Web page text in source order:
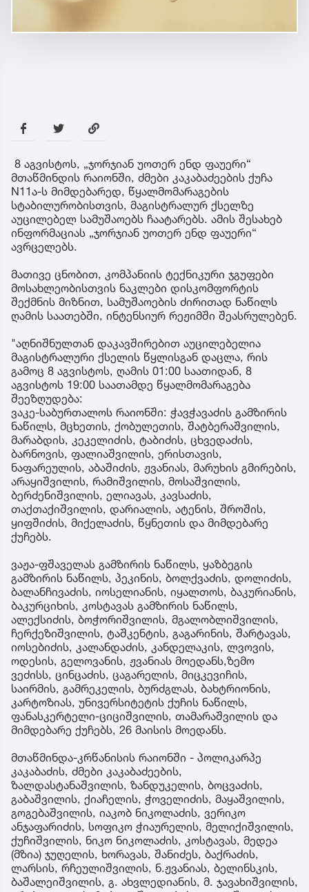
8 აგვისტოს, „ჯორჯიან უოთერ ენდ ფაუერი“
მთაწმინდის რაიონში, ძმები კაკაბაძეების ქუჩა
N11ა-ს მიმდებარედ, წყალმომარაგების
სტაბილურობისთვის, მაგისტრალურ ქსელზე
აუცილებელ სამუშაოებს ჩაატარებს. ამის შესახებ
ინფორმაციას „ჯორჯიან უოთერ ენდ ფაუერი“
ავრცელებს.
მათივე ცნობით, კომპანიის ტექნიკური ჯგუფები
მოსახლეობისთვის ნაკლები დისკომფორტის
შექმნის მიზნით, სამუშაოების ძირითად ნაწილს
ღამის საათებში, ინტენსიურ რეჟიმში შეასრულებენ.
"აღნიშნულთან დაკავშირებით აუცილებელია
მაგისტრალური ქსელის წყლისგან დაცლა, რის
გამოც 8 აგვისტოს, ღამის 01:00 საათიდან, 8
აგვისტოს 19:00 საათამდე წყალმომარაგება
შეეზღუდება:
ვაკე-საბურთალოს რაიონში: ჭავჭავაძის გამზირის
ნაწილს, მცხეთის, ქობულეთის, შატბერაშვილის,
მარაბდის, კეკელიძის, ტაბიძის, ცხვედაძის,
ბარნოვის, ფალიაშვილის, ერისთავის,
ნაფარეულის, აბაშიძის, ჟვანიას, მარუხის გმირების,
არაყიშვილის, რამიშვილის, მოსაშვილის,
ბერძენიშვილის, ელიავას, კავსაძის,
თაქთაქიშვილის, დარიალის, ატენის, შროშის,
ყიფშიძის, მიქელაძის, წყნეთის და მიმდებარე
ქუჩებს.
ვაჟა-ფშაველას გამზირის ნაწილს, ყაზბეგის
გამზირის ნაწილს, პეკინის, ბოლქვაძის, დოლიძის,
ბალანჩივაძის, იოსელიანის, იყალთოს, ბაკურიანის,
ბაკურციხის, კოსტავას გამზირის ნაწილს,
ალექსიძის, ბოჭორიშვილის, მგალობლიშვილის,
ჩერქეზიშვილის, ტაშკენტის, გაგარინის, შარტავას,
იოსებიძის, კალანდაძის, კანდელაკის, ლვოვის,
ოდესის, გელოვანის, ჟვანიას მოედანს,ზემო
ვეძისს, ცინცაძის, ცაგარელის, მიცკევიჩის,
საირმის, გამრეკელის, ბურძგლას, ბახტრიონის,
კარტოზიას, უნივერსიტეტის ქუჩის ნაწილს,
ფანასკერტელი-ციციშვილის, თამარაშვილის და
მიმდებარე ქუჩებს, 26 მაისის მოედანს.
მთაწმინდა-კრწანისის რაიონში - პოლიკარპე
კაკაბაძის, ძმები კაკაბაძეების,
ზალდასტანაშვილის, ზანდუკელის, ბოცვაძის,
გაბაშვილის, ქიაჩელის, ჭოველიძის, მაყაშვილის,
გოგებაშვილის, იაკობ ნიკოლაძის, ვერიკო
ანჯაფარიძის, სოფიკო ჭიაურელის, მელიქიშვილის,
ქუჩიშვილის, ნიკო ნიკოლაძის, კოსტავას, მედეა
(მზია) ჯუღელის, ხორავას, შანიძეს, ბაქრაძის,
ლარსის, რჩეულიშვილის, ნ.ჟვანიას, ბელინსკის,
ბაშალეიშვილის, გ. ახვლედიანის, მ. ჯავახიშვილის,